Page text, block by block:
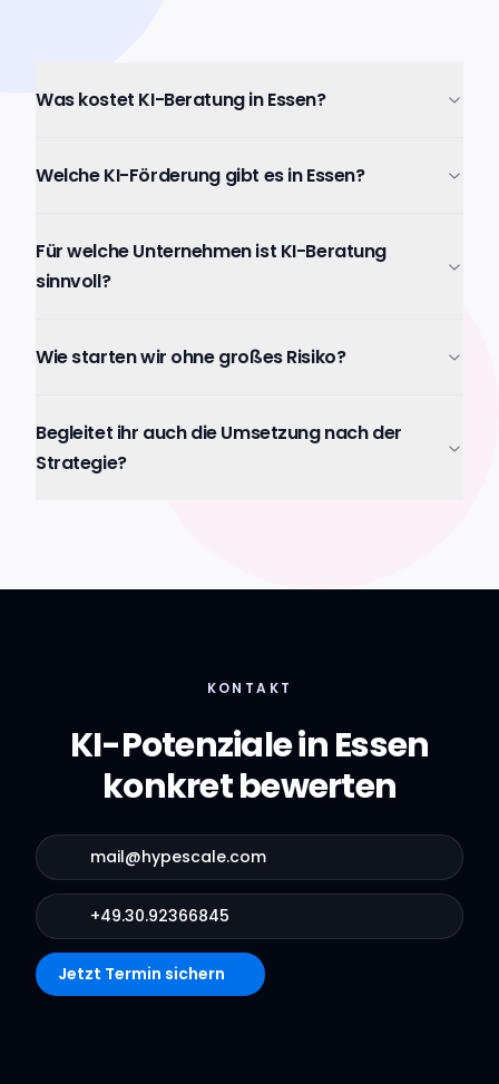
Was kostet KI-Beratung in Essen?
Welche KI-Förderung gibt es in Essen?
Für welche Unternehmen ist KI-Beratung
sinnvoll?
Wie starten wir ohne großes Risiko?
Begleitet ihr auch die Umsetzung nach der
Strategie?
KONTAKT
KI-Potenziale in Essen
konkret bewerten
mail@hypescale.com
+49.30.92366845
Jetzt Termin sichern